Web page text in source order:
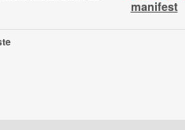
manifest